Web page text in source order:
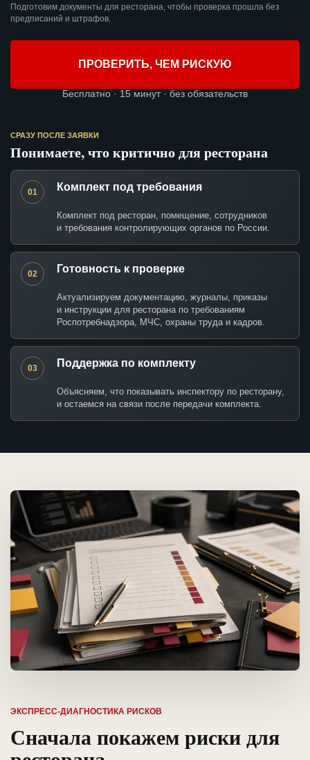
Подготовим документы для ресторана, чтобы проверка прошла без
предписаний и штрафов.
ПРОВЕРИТЬ, ЧЕМ РИСКУЮ
Бесплатно · 15 минут · без обязательств
СРАЗУ ПОСЛЕ ЗАЯВКИ
Понимаете, что критично для ресторана
01 Комплект под требования
Комплект под ресторан, помещение, сотрудников
и требования контролирующих органов по России.
02 Готовность к проверке
Актуализируем документацию, журналы, приказы
и инструкции для ресторана по требованиям
Роспотребнадзора, МЧС, охраны труда и кадров.
03 Поддержка по комплекту
Объясняем, что показывать инспектору по ресторану,
и остаемся на связи после передачи комплекта.
ЭКСПРЕСС-ДИАГНОСТИКА РИСКОВ
Сначала покажем риски для